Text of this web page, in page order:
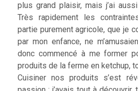
plus grand plaisir, mais j’ai
Très rapidement les
partie purement agricole, que je
par mon enfance, ne
donc commencé à me former
produits de la ferme en ketchup,
Cuisiner nos produits s’est